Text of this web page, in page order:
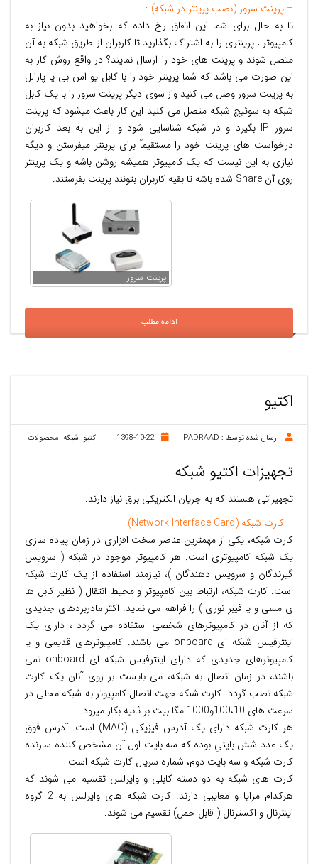
– پرینت سرور (نصب پرینتر در شبکه) :
تا به حال برای شما این اتفاق رخ داده که بخواهید بدون نیاز به
کامپیوتر ، پرینتری را به اشتراک بگذارید تا کاربران از طریق شبکه به آن
متصل شوند و پرینت های خود را ارسال نمایند؟ در واقع روش کار به
این صورت می باشد که شما پرینتر خود را با کابل یو اس بی یا پارالل
به پرینت سرور وصل می کنید واز سوی دیگر پرینت سرور را با یک کابل
شبکه به سوئیچ شبکه متصل می کنید این کار باعث میشود که پرینت
سرور IP بگیرد و در شبکه شناسایی شود و از این به بعد کاربران
درخواست های پرینت خود را مستقیماً برای پرینتر میفرستن و دیگه
نیازی به این نیست که یک کامپیوتر همیشه روشن باشه و یک پرینتر
روی آن Share شده باشه تا بقیه کاربران بتونند پرینت بفرستند.
پرینت سرور
ادامه مطلب
اکتیو
ارسال شده توسط : PADRAAD
1398-10-22 اکتیو, شبکه, محصولات
تجهیزات اکتیو شبکه
تجهیزاتی هستند که به جریان الکتریکی برق نیاز دارند.
– کارت شبکه (Network Interface Card):
کارت شبکه، يکی از مهمترين عناصر سخت افزاری در زمان پياده سازی
يک شبکه کامپیوتری است. هر کامپيوتر موجود در شبکه ( سرويس
گيرندگان و سرويس دهندگان )، نيازمند استفاده از يک کارت شبکه
است. کارت شبکه، ارتباط بين کامپيوتر و محيط انتقال ( نظير کابل ها
ی مسی و يا فيبر نوری ) را فراهم می نمايد. اکثر مادربردهای جديدی
که از آنان در کامپيوترهای شخصی استفاده می گردد ، دارای يک
اينترفيس شبکه ای onboard می باشند. کامپيوترهای قديمی و يا
کامپيوترهای جديدی که دارای اينترفيس شبکه ای onboard نمی
باشند، در زمان اتصال به شبکه، می بايست بر روی آنان يک کارت
شبکه نصب گردد. کارت شبکه جهت اتصال کامپیوتر به شبکه محلی در
سرعت های 100،10و1000 مگا بیت بر ثانیه بکار میرود.
هر کارت شبکه دارای یک آدرس فیزیکی (MAC) است. آدرس فوق
يک عدد شش بايتي بوده که سه بايت اول آن مشخص کننده سازنده
کارت شبکه و سه بايت دوم، شماره سريال کارت شبکه است
کارت های شبکه به دو دسته کابلی و وایرلس تقسیم می شوند که
هرکدام مزایا و معایبی دارند. کارت شبکه های وایرلس به 2 گروه
اینترنال و اکسترنال ( قابل حمل) تقسیم می شوند.